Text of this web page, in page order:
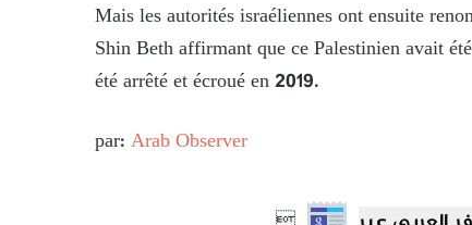
Mais les autorités israéliennes ont ensuite
Shin Beth affirmant que ce Palestinien avait
été arrêté et écroué en 2019.
par: Arab Observer